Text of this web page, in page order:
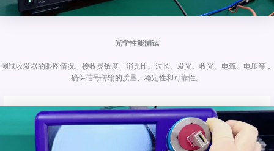
光学性能测试
测试收发器的眼图情况、接收灵敏度、消光比、波长、发光、收光、电流、电压等，
确保信号传输的质量、稳定性和可靠性。